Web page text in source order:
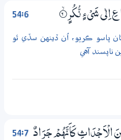
54:6 اِلٰى شَيْءٍ نُّكُرٍ 6‏۝ۙ
پاسو ڪريو، اُن ڏينهن سڏي ٿو
ناپسند آهي
54:7
الْاَجْدَاثِ كَاَنَّهُمْ جَرَادٌ